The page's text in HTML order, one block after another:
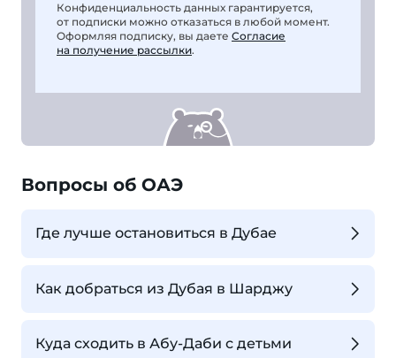
Конфиденциальность данных гарантируется,
от подписки можно отказаться в любой момент.
Оформляя подписку, вы даете Согласие
на получение рассылки.
Вопросы об ОАЭ
Где лучше остановиться в Дубае
Как добраться из Дубая в Шарджу
Куда сходить в Абу-Даби с детьми